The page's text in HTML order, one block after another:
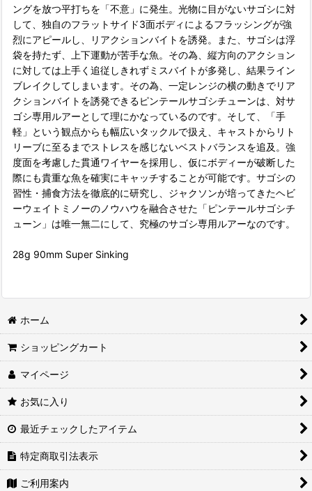
ングを放つ平打ちを「不意」に発生。光物に目がないサゴシに対
して、独自のフラットサイド3面ボディによるフラッシングが強
烈にアピールし、リアクションバイトを誘発。また、サゴシは浮
袋を持たず、上下運動が苦手な魚。その為、縦方向のアクション
に対しては上手く追従しきれずミスバイトが多発し、結果ライン
ブレイクしてしまいます。その為、一定レンジの横の動きでリア
クションバイトを誘発できるピンテールサゴシチューンは、対サ
ゴシ専用ルアーとして理にかなっているのです。そして、「手
軽」という観点からも幅広いタックルで扱え、キャストからリト
リーブに至るまでストレスを感じないベストバランスを追及。強
度面を考慮した貫通ワイヤーを採用し、仮にボディーが破断した
際にも貴重な魚を確実にキャッチすることが可能です。サゴシの
習性・捕食方法を徹底的に研究し、ジャクソンが培ってきたヘビ
ーウェイトミノーのノウハウを融合させた「ピンテールサゴシチ
ューン」は唯一無二にして、究極のサゴシ専用ルアーなのです。
28g 90mm Super Sinking
ホーム
ショッピングカート
マイページ
お気に入り
最近チェックしたアイテム
特定商取引法表示
ご利用案内